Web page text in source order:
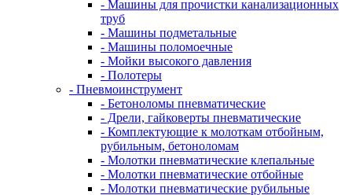
- Машины для прочистки канализационных
труб
- Машины подметальные
- Машины поломоечные
- Мойки высокого давления
- Полотеры
- Пневмоинструмент
- Бетоноломы пневматические
- Дрели, гайковерты пневматические
- Комплектующие к молоткам отбойным,
рубильным, бетоноломам
- Молотки пневматические клепальные
- Молотки пневматические отбойные
- Молотки пневматические рубильные